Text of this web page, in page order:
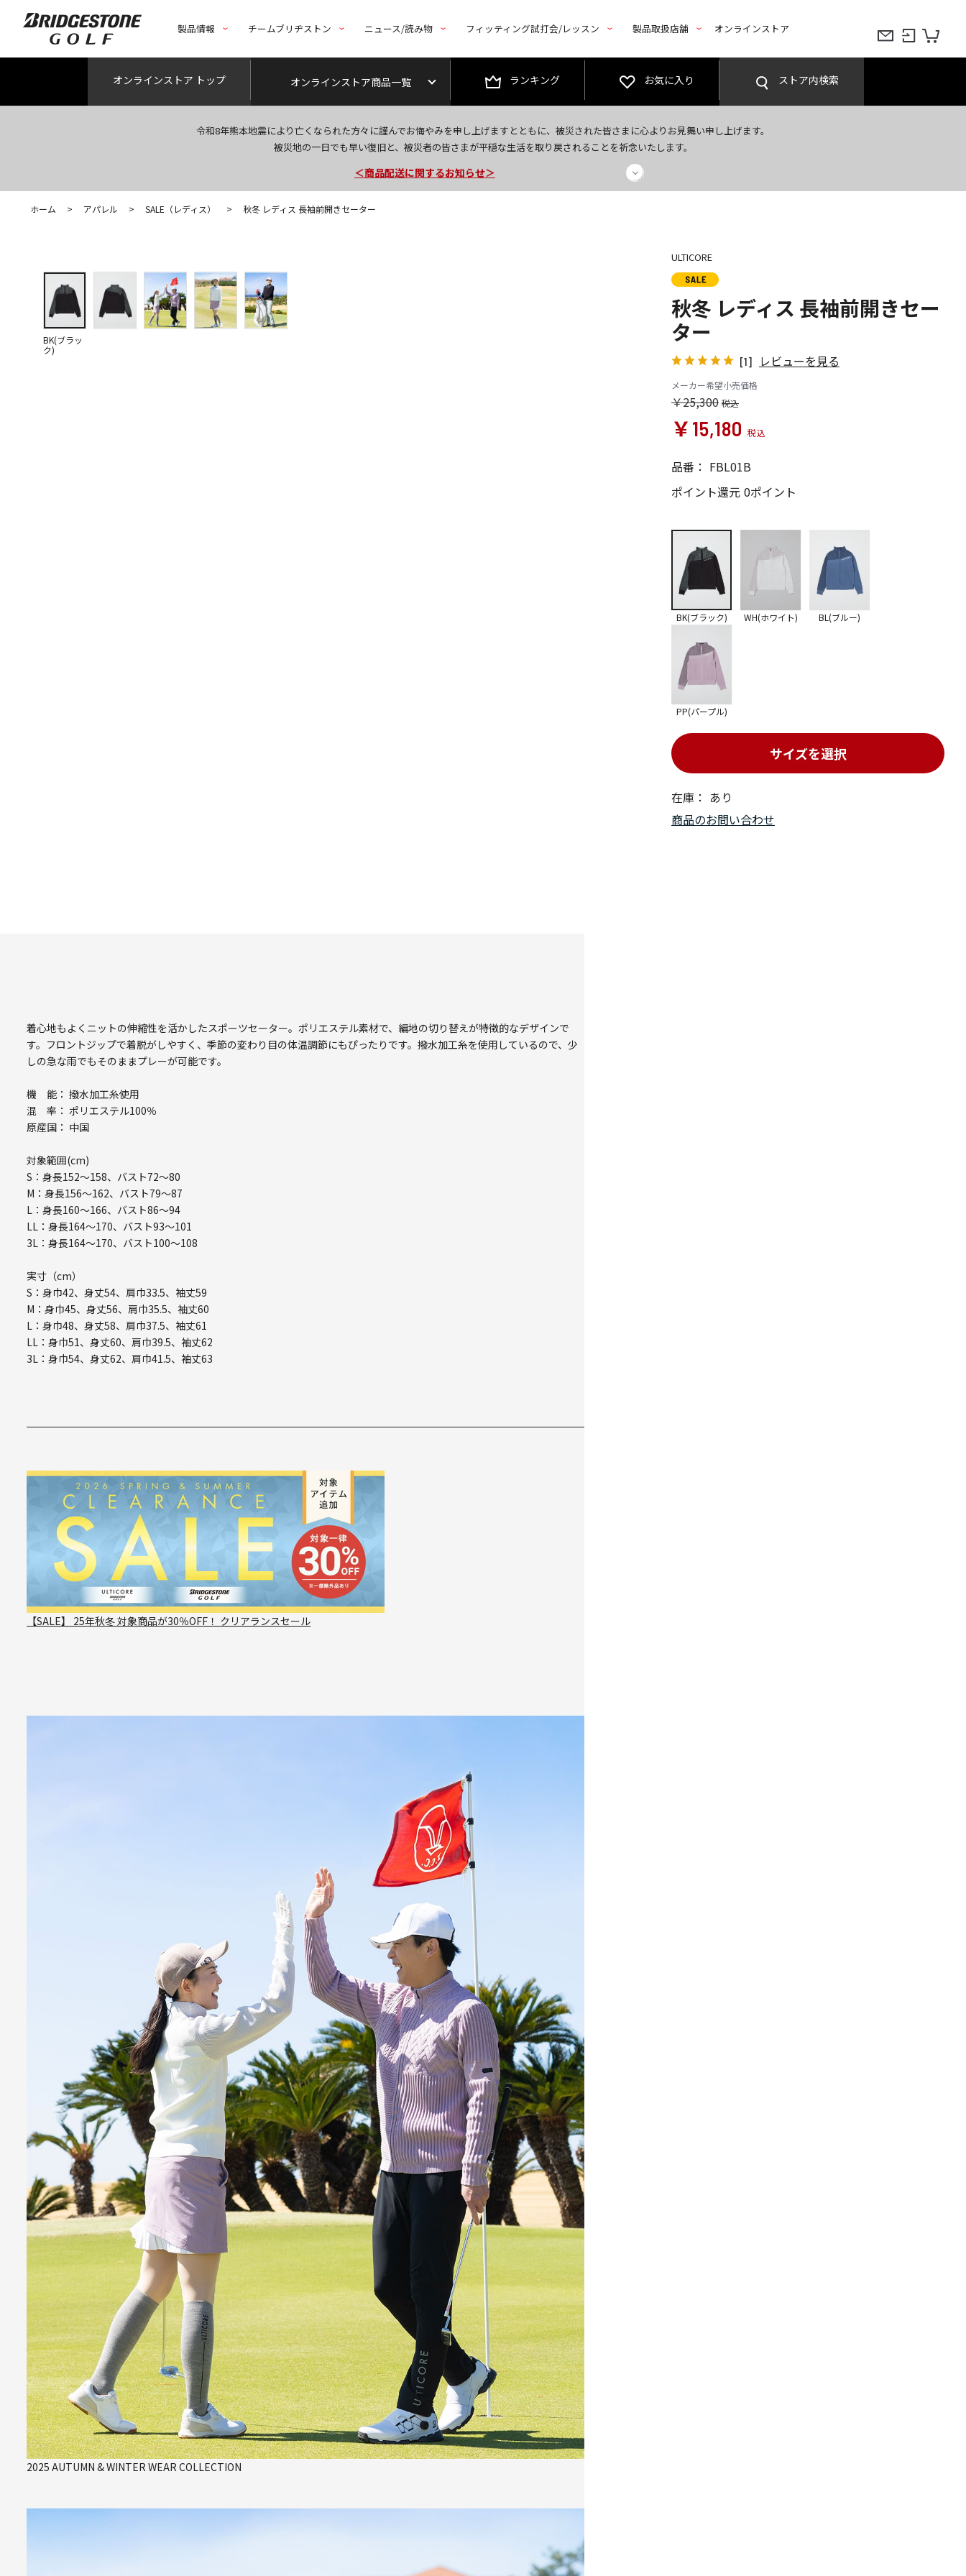
製品情報 チームブリヂストン ニュース/読み物 フィッティング試打会/レッスン 製品取扱店舗 オンラインストア
オンラインストア トップ オンラインストア商品一覧 ランキング お気に入り ストア内検索
令和8年熊本地震により亡くなられた方々に謹んでお悔やみを申し上げますとともに、被災された皆さまに心よりお見舞い申し上げます。
被災地の一日でも早い復旧と、被災者の皆さまが平穏な生活を取り戻されることを祈念いたします。
今なら新規会員登録で1,000円OFFクーポンプレゼント！
＜商品配送に関するお知らせ＞
＜夏季休暇中のご注文・発送・お問い合わせ＞
ホーム > アパレル > SALE（レディス） > 秋冬 レディス 長袖前開きセーター
BK(ブラッ
ク)
ULTICORE
秋冬 レディス 長袖前開きセー
ター
[1] レビューを見る
メーカー希望小売価格
￥25,300
￥15,180
品番： FBL01B
ポイント還元 0ポイント
在庫： あり
サイズを選択
BK(ブラック) WH(ホワイト) BL(ブルー)
PP(パープル)
商品のお問い合わせ
着心地もよくニットの伸縮性を活かしたスポーツセーター。ポリエステル素材で、編地の切り替えが特徴的なデザインで
す。フロントジップで着脱がしやすく、季節の変わり目の体温調節にもぴったりです。撥水加工糸を使用しているので、少
しの急な雨でもそのままプレーが可能です。
機 能： 撥水加工糸使用
混 率： ポリエステル100％
原産国： 中国
対象範囲(cm)
S：身長152～158、バスト72～80
M：身長156～162、バスト79～87
L：身長160～166、バスト86～94
LL：身長164～170、バスト93～101
3L：身長164～170、バスト100～108
実寸（cm）
S：身巾42、身丈54、肩巾33.5、袖丈59
M：身巾45、身丈56、肩巾35.5、袖丈60
L：身巾48、身丈58、肩巾37.5、袖丈61
LL：身巾51、身丈60、肩巾39.5、袖丈62
3L：身巾54、身丈62、肩巾41.5、袖丈63
【SALE】 25年秋冬 対象商品が30％OFF！ クリアランスセール
2025 AUTUMN & WINTER WEAR COLLECTION